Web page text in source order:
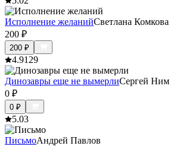
Исполнение желанийСветлана Комкова
200 ₽
200 ₽
4.9129
Динозавры еще не вымерлиСергей Ним
0 ₽
0 ₽
5.03
ПисьмоАндрей Павлов